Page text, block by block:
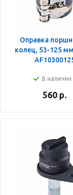
Оправка
колец, 53-125
В наличии
560 р.